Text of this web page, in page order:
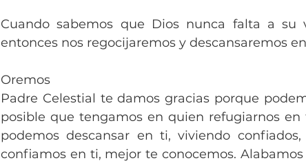
Cuando sabemos que Dios nunca falta a su
entonces nos regocijaremos y descansaremos
Oremos
Padre Celestial te damos gracias porque
posible que tengamos en quien refugiarnos
podemos descansar en ti, viviendo
confiamos en ti, mejor te conocemos.